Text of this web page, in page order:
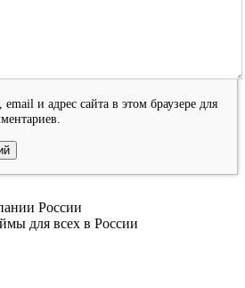
и адрес сайта в этом браузере для
России
для всех в России